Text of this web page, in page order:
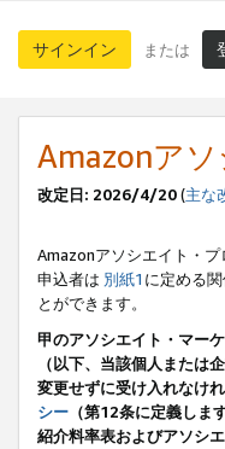
サインイン または
Amazonア
改定日: 2026/4/20(主な
Amazonアソシエイト・
申込者は 別紙1 に定める
とができます。
甲のアソシエイト・マー
（以下、当該個人または
変更せずに受け入れなけ
シー （第12条に定義し
紹介料率表およびアソシ